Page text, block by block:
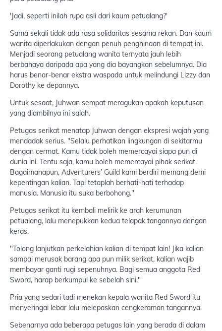
'Jadi, seperti inilah rupa asli dari kaum petualang?'
Sama sekali tidak ada rasa solidaritas sesama rekan. Dan kaum
wanita diperlakukan dengan penuh penghinaan di tempat ini.
Menjadi seorang petualang wanita ternyata jauh lebih
berbahaya daripada apa yang dia bayangkan sebelumnya. Dia
harus benar-benar ekstra waspada untuk melindungi Lizzy dan
Dorothy ke depannya.
Untuk sesaat, Juhwan sempat meragukan apakah keputusan
yang diambilnya ini salah.
Petugas serikat menatap Juhwan dengan ekspresi wajah yang
mendadak serius. "Selalu perhatikan lingkungan di sekitarmu
dengan cermat. Kamu tidak boleh memercayai siapa pun di
dunia ini. Tentu saja, kamu boleh memercayai pihak serikat.
Bagaimanapun, Adventurers’ Guild kami berdiri memang demi
kepentingan kalian. Tapi tetaplah berhati-hati terhadap
manusia. Manusia itu suka berbohong."
Petugas serikat itu kembali melirik ke arah kerumunan
petualang, lalu menepukkan kedua telapak tangannya dengan
keras.
"Tolong lanjutkan perkelahian kalian di tempat lain! Jika kalian
sampai merusak barang apa pun milik serikat, kalian wajib
membayar ganti rugi sepenuhnya. Bagi semua anggota Red
Sword, harap berkumpul ke sebelah sini."
Pria yang sedari tadi menekan kepala wanita Red Sword itu
menyeringai lebar lalu melepaskan cengkeraman tangannya.
Sebenarnya ada beberapa petugas lain yang berada di dalam